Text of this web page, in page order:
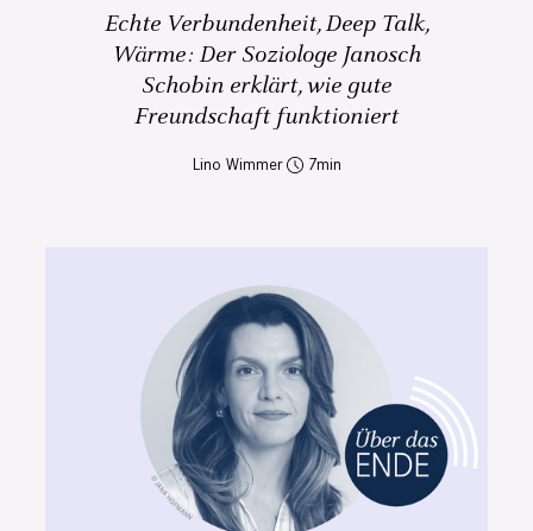
Echte Verbundenheit, Deep Talk,
Wärme: Der Soziologe Janosch
Schobin erklärt, wie gute
Freundschaft funktioniert
Lino Wimmer 7